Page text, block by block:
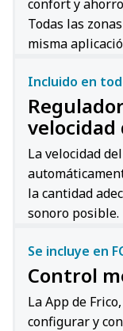
confort y
Todas las
misma
Incluido en
La velocidad
la cantidad
sonoro posible.
Control
Se incluye en
La App de
configurar y